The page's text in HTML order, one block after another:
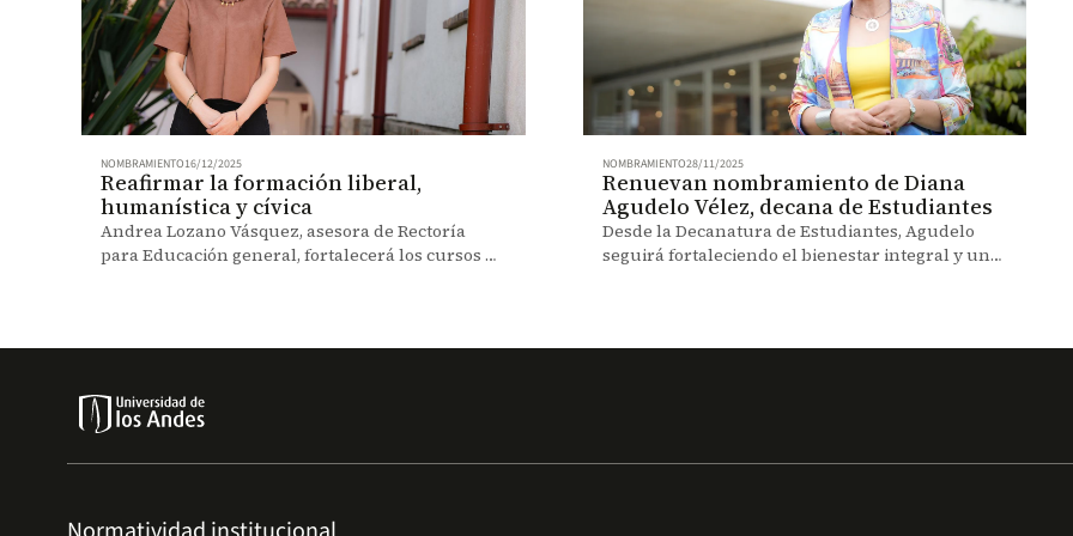
NOMBRAMIENTO16/12/2025
Reafirmar la formación liberal,
humanística y cívica
Andrea Lozano Vásquez, asesora de Rectoría
para Educación general, fortalecerá los cursos y
NOMBRAMIENTO28/11/2025
Renuevan nombramiento de Diana
Agudelo Vélez, decana de Estudiantes
Desde la Decanatura de Estudiantes, Agudelo
seguirá fortaleciendo el bienestar integral y una